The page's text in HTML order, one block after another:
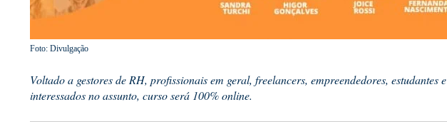
Foto: Divulgação
Voltado a gestores de RH, profissionais em geral, freelancers, empreendedores, estudantes e
interessados no assunto, curso será 100% online.